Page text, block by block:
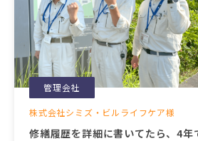
管理会社
株式会社シミズ・ビルライフケア様
修繕履歴を詳細に書いてたら、4年